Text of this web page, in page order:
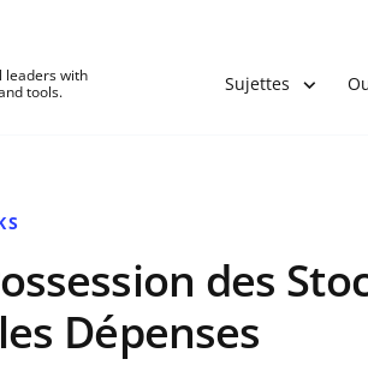
leaders with
tools.
Sujettes
des
Dépenses